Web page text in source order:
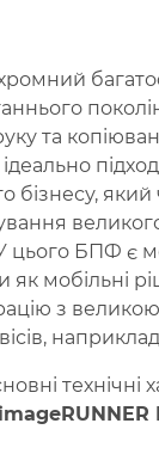
та
бізнесу,
цього БПФ є
як мобільні
з
технічні